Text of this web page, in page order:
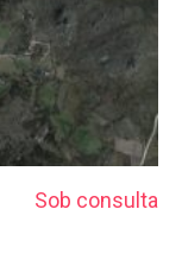
Sob consulta